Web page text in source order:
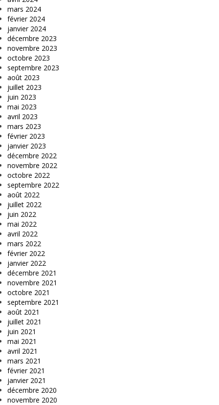
mars 2024
février 2024
janvier 2024
décembre 2023
novembre 2023
octobre 2023
septembre 2023
août 2023
juillet 2023
juin 2023
mai 2023
avril 2023
mars 2023
février 2023
janvier 2023
décembre 2022
novembre 2022
octobre 2022
septembre 2022
août 2022
juillet 2022
juin 2022
mai 2022
avril 2022
mars 2022
février 2022
janvier 2022
décembre 2021
novembre 2021
octobre 2021
septembre 2021
août 2021
juillet 2021
juin 2021
mai 2021
avril 2021
mars 2021
février 2021
janvier 2021
décembre 2020
novembre 2020